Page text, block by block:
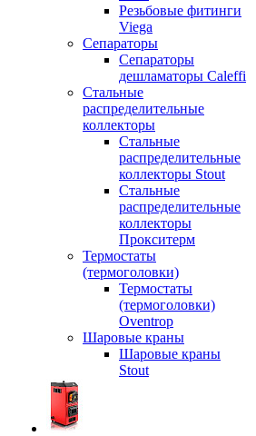
Резьбовые фитинги
Viega
Сепараторы
Сепараторы
дешламаторы Caleffi
Стальные
распределительные
коллекторы
Стальные
распределительные
коллекторы Stout
Стальные
распределительные
коллекторы
Прокситерм
Термостаты
(термоголовки)
Термостаты
(термоголовки)
Oventrop
Шаровые краны
Шаровые краны
Stout